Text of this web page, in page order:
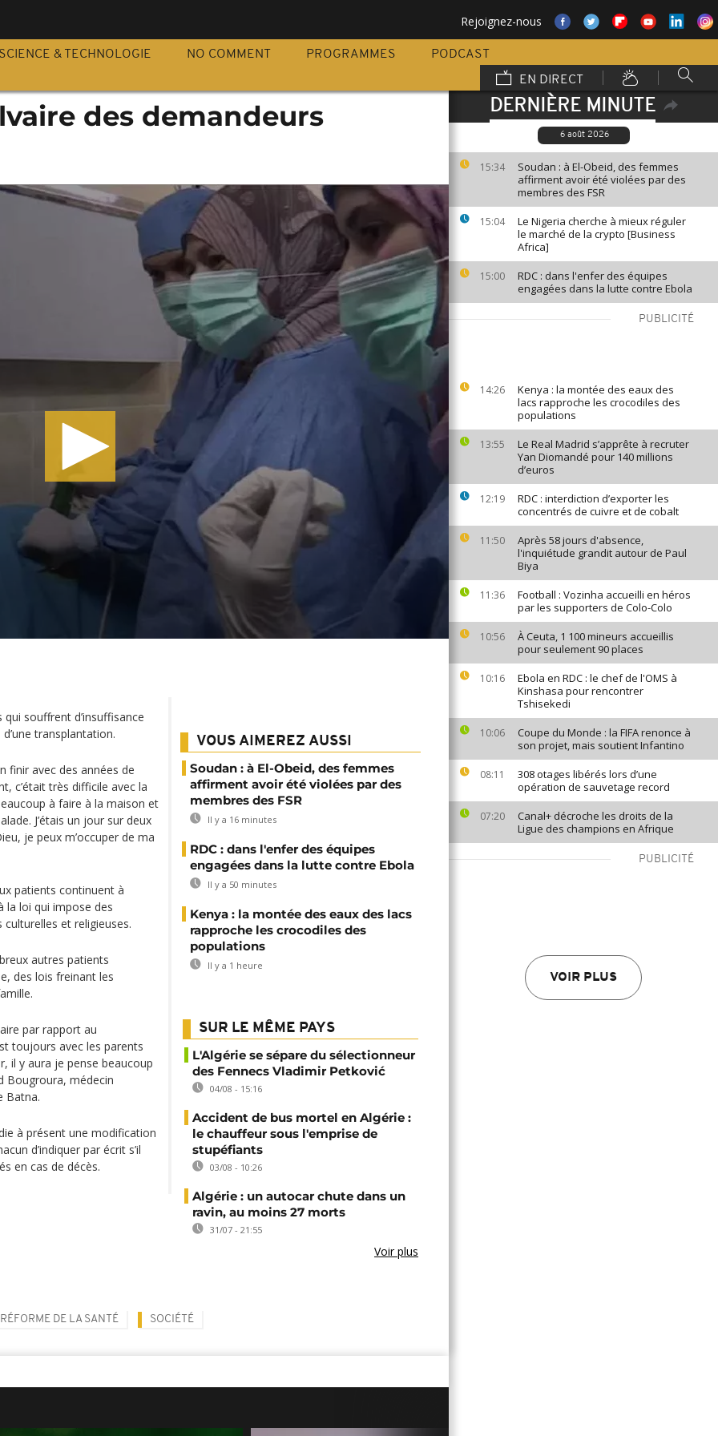
Rejoignez-nous
SCIENCE & TECHNOLOGIE NO COMMENT PROGRAMMES
PODCAST
EN DIRECT
DERNIÈRE MINUTE
6 août 2026
15:34
Soudan : à El-Obeid, des femmes
affirment avoir été violées par des
membres des FSR
15:04
Le Nigeria cherche à mieux réguler
le marché de la crypto [Business
Africa]
15:00
RDC : dans l'enfer des équipes
engagées dans la lutte contre Ebola
PUBLICITÉ
14:26
Kenya : la montée des eaux des
lacs rapproche les crocodiles des
populations
13:55
Le Real Madrid s’apprête à recruter
Yan Diomandé pour 140 millions
d’euros
12:19
RDC : interdiction d’exporter les
concentrés de cuivre et de cobalt
11:50
Après 58 jours d'absence,
l'inquiétude grandit autour de Paul
Biya
11:36
Football : Vozinha accueilli en héros
par les supporters de Colo-Colo
10:56
À Ceuta, 1 100 mineurs accueillis
pour seulement 90 places
10:16
Ebola en RDC : le chef de l'OMS à
Kinshasa pour rencontrer
Tshisekedi
10:06
Coupe du Monde : la FIFA renonce à
son projet, mais soutient Infantino
08:11
308 otages libérés lors d’une
opération de sauvetage record
07:20
Canal+ décroche les droits de la
Ligue des champions en Afrique
PUBLICITÉ
VOIR PLUS
des demandeurs
souffrent d’insuffisance
transplantation.
finir avec des années de
c’était très difficile avec la
à faire à la maison et
J’étais un jour sur deux
je peux m’occuper de ma
patients continuent à
la loi qui impose des
et religieuses.
autres patients
des lois freinant les
par rapport au
toujours avec les parents
il y aura je pense beaucoup
Bougroura, médecin
Batna.
à présent une modification
d’indiquer par écrit s’il
en cas de décès.
VOUS AIMEREZ AUSSI
Soudan : à El-Obeid, des femmes
affirment avoir été violées par des
membres des FSR
Il y a 16 minutes
RDC : dans l'enfer des équipes
engagées dans la lutte contre Ebola
Il y a 50 minutes
Kenya : la montée des eaux des lacs
rapproche les crocodiles des
populations
Il y a 1 heure
SUR LE MÊME PAYS
L'Algérie se sépare du sélectionneur
des Fennecs Vladimir Petković
04/08 - 15:16
Accident de bus mortel en Algérie :
le chauffeur sous l'emprise de
stupéfiants
03/08 - 10:26
Algérie : un autocar chute dans un
ravin, au moins 27 morts
31/07 - 21:55
Voir plus
RÉFORME DE LA SANTÉ SOCIÉTÉ